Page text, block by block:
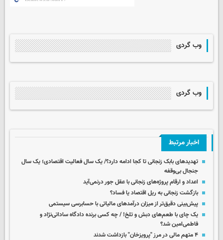
وب گردی
وب گردی
اخبار مرتبط
تهدیدهای بابک زنجانی تا کجا ادامه دارد؟/ یک سال فعالیت اقتصادی؛ یک سال
جنجال بی‌وقفه
اعداد و ارقام پروژه‌های زنجانی با عقل جور درنمی‌آید
بازگشت زنجانی به ریل اقتصاد یا فساد؟
پیش‌بینی دقیق‌تر از میزان درآمدهای مالیاتی با حسابرسی سیستمی
یک چای با طعم‌های دبش و تلخ! / چه کسی برنده دادگاه ساداتی‌نژاد و
فاطمی‌امین شد؟
۴ متهم مالی در مرز "پرویزخان" بازداشت شدند